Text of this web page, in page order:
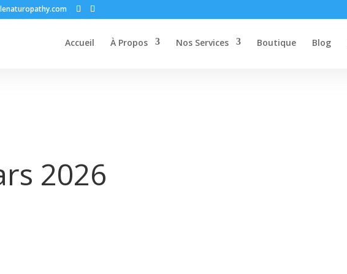
Accueil À Propos Nos Services Boutique Blog
2026